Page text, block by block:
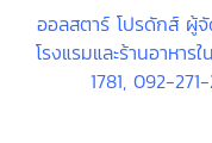
ออลสตาร์ โปรดักส์ ผู้
โรงแรมและร้านอาหาร
1781, 092-271-